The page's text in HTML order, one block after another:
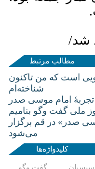
شد/
مطالب مرتبط
است که من تاکنون
شناخته‌ام
امام موسی صدر
ملی گفت وگو بنامیم
صدر» در قم برگزار
می‌شود
کلیدواژه‌ها
گفت وگو